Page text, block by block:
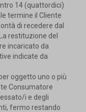
14 (quattordici)
termine il Cliente
di recedere dal
restituzione del
incaricato da
indicate da
oggetto uno o più
Consumatore
i e degli
fermo restando